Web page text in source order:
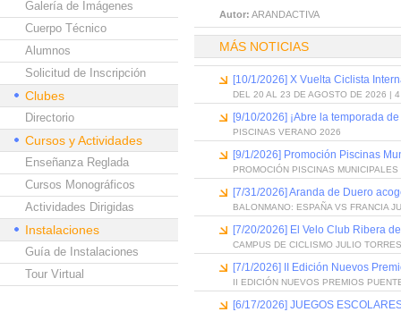
Galería de Imágenes
Cuerpo Técnico
Alumnos
Solicitud de Inscripción
Clubes
Directorio
Cursos y Actividades
Enseñanza Reglada
Cursos Monográficos
Actividades Dirigidas
Instalaciones
Guía de Instalaciones
Tour Virtual
Autor: ARANDACTIVA
MÁS NOTICIAS
[10/1/2026] X Vuelta Ciclista
DEL 20 AL 23 DE AGOSTO DE 2026 | 4
[9/10/2026] ¡Abre la temporada
PISCINAS VERANO 2026
[9/1/2026] Promoción Piscinas
PROMOCIÓN PISCINAS
[7/31/2026] Aranda de Duero
BALONMANO: ESPAÑA VS FRANCIA
[7/20/2026] El Velo Club Ribera
CAMPUS DE CICLISMO JULIO
[7/1/2026] II Edición Nuevos
II EDICIÓN NUEVOS PREMIOS
[6/17/2026] JUEGOS